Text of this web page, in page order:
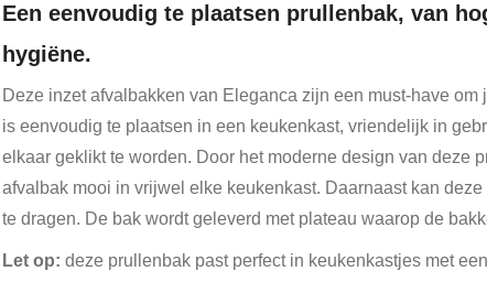
Een eenvoudig te plaatsen prullenbak, van
hygiëne.
Deze inzet afvalbakken van Eleganca zijn een must-have
is eenvoudig te plaatsen in een keukenkast, vriendelijk in
elkaar geklikt te worden. Door het moderne design van deze
afvalbak mooi in vrijwel elke keukenkast. Daarnaast kan
te dragen. De bak wordt geleverd met plateau waarop de
Let op: deze prullenbak past perfect in keukenkastjes met